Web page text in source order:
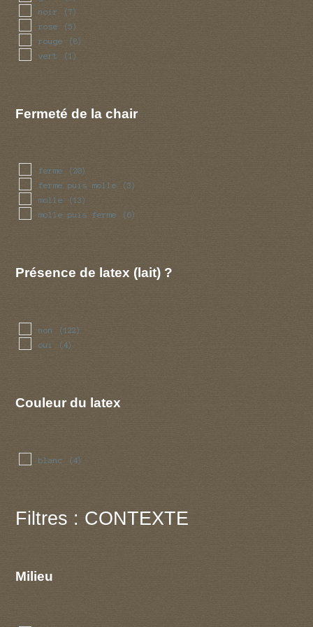
noir (7)
rose (5)
rouge (8)
vert (1)
Fermeté de la chair
ferme (20)
ferme puis molle (3)
molle (13)
molle puis ferme (6)
Présence de latex (lait) ?
non (122)
oui (4)
Couleur du latex
blanc (4)
Filtres : CONTEXTE
Milieu